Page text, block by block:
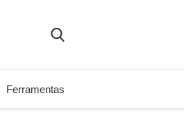
Ferramentas